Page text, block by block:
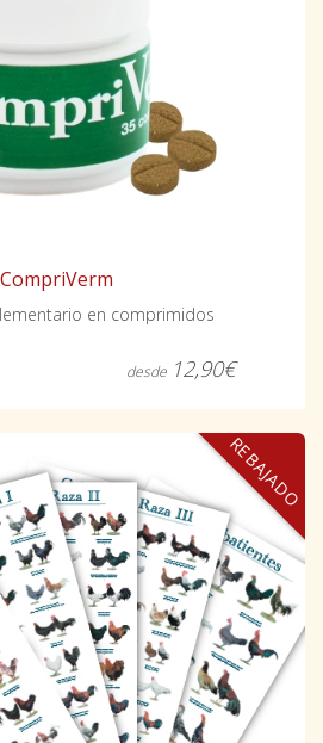
CompriVerm
en comprimidos
desde 12,90€
REBAJADO